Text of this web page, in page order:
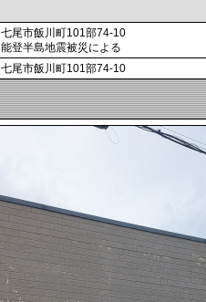
七尾市飯川町101部74-10
能登半島地震被災による
七尾市飯川町101部74-10